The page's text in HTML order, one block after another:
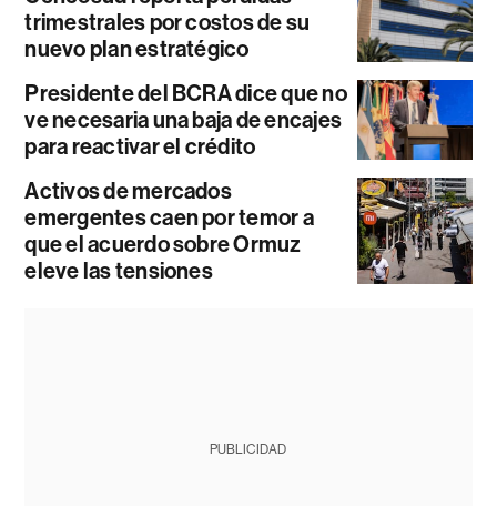
trimestrales por costos de su
nuevo plan estratégico
Presidente del BCRA dice que no
ve necesaria una baja de encajes
para reactivar el crédito
Activos de mercados
emergentes caen por temor a
que el acuerdo sobre Ormuz
eleve las tensiones
PUBLICIDAD